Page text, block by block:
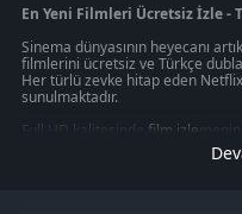
En Yeni Filmleri Ücretsiz İzle -
Sinema dünyasının heyecanı
filmlerini ücretsiz ve Türkçe
Her türlü zevke hitap eden
sunulmaktadır.
Full HD kalitesinde film izle
gerilim dolu anların içine
götürecek. Korku filmleri,